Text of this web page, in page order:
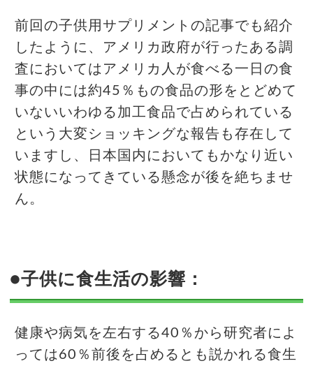
前回の子供用サプリメントの記事でも紹介
したように、アメリカ政府が行ったある調
査においてはアメリカ人が食べる一日の食
事の中には約45％もの食品の形をとどめて
いないいわゆる加工食品で占められている
という大変ショッキングな報告も存在して
いますし、日本国内においてもかなり近い
状態になってきている懸念が後を絶ちませ
ん。
●子供に食生活の影響：
健康や病気を左右する40％から研究者によ
っては60％前後を占めるとも説かれる食生